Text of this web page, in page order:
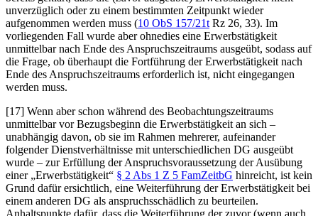
unverzüglich oder zu einem bestimmten Zeitpunkt wieder
aufgenommen werden muss (10 ObS 157/21t Rz 26, 33). Im
vorliegenden Fall wurde aber ohnedies eine Erwerbstätigkeit
unmittelbar nach Ende des Anspruchszeitraums ausgeübt, sodass auf
die Frage, ob überhaupt die Fortführung der Erwerbstätigkeit nach
Ende des Anspruchszeitraums erforderlich ist, nicht eingegangen
werden muss.
[17] Wenn aber schon während des Beobachtungszeitraums
unmittelbar vor Bezugsbeginn die Erwerbstätigkeit an sich –
unabhängig davon, ob sie im Rahmen mehrerer, aufeinander
folgender Dienstverhältnisse mit unterschiedlichen DG ausgeübt
wurde – zur Erfüllung der Anspruchsvoraussetzung der Ausübung
einer „Erwerbstätigkeit“ § 2 Abs 1 Z 5 FamZeitbG hinreicht, ist kein
Grund dafür ersichtlich, eine Weiterführung der Erwerbstätigkeit bei
einem anderen DG als anspruchsschädlich zu beurteilen.